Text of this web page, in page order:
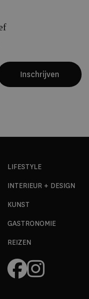
Inschrijven
LIFESTYLE
INTERIEUR + DESIGN
KUNST
GASTRONOMIE
REIZEN